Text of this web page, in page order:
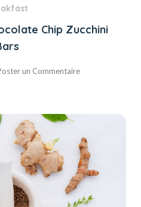
Chip Zucchini
un Commentaire